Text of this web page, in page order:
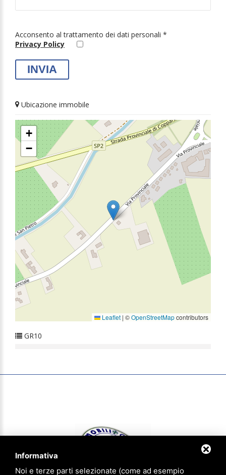
Acconsento al trattamento dei dati personali *
Privacy Policy
Ubicazione immobile
+
−
Leaflet | ©OpenStreetMapcontributors
GR10
Informativa
Noi e terze parti selezionate (come ad esempio